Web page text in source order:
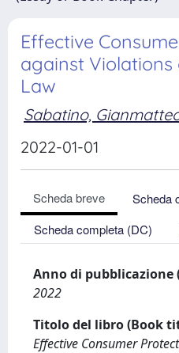
Effective
against
Law
Sabatino,
2022-01-01
Scheda breve
Scheda
Scheda completa (DC)
Anno di
2022
Titolo del libro (Book
Effective Consumer